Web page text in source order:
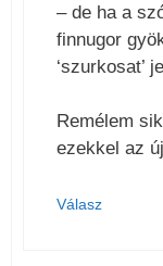
– de ha a
finnugor
‘szurkosat’
Remélem
ezekkel az
Válasz